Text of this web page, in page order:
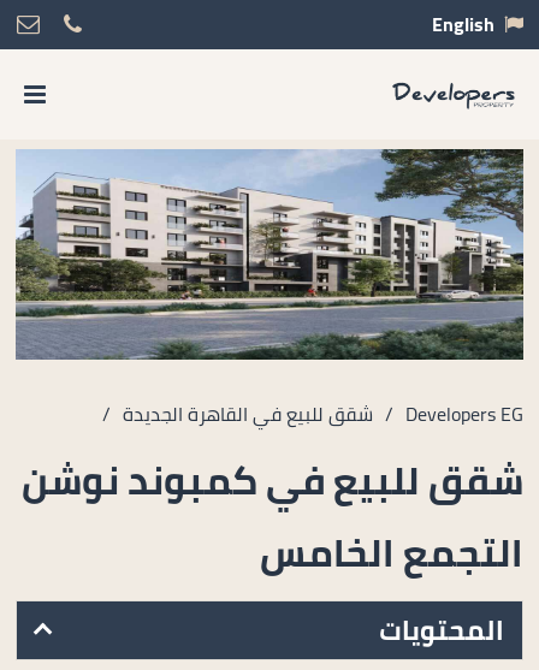
English
Developers EG
/ شقق للبيع في القاهرة الجديدة /
شقق للبيع في كمبوند نوشن
التجمع الخامس
المحتويات